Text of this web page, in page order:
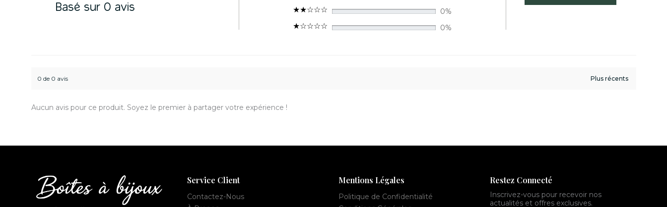
Basé sur 0 avis
0%
0%
0 de 0 avis
Aucun avis pour ce produit. Soyez le premier à partager votre expérience !
Service Client
Contactez-Nous
Mentions Légales
Politique de Confidentialité
Restez Connecté
Inscrivez-vous pour recevoir nos
actualités et offres exclusives.